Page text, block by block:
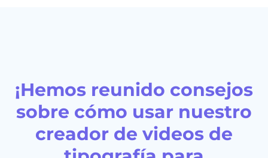
¡Hemos reunido consejos
sobre cómo usar nuestro
creador de videos de